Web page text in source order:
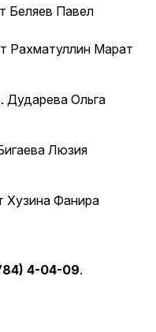
Беляев Павел
Рахматуллин Марат
Дударева Ольга
Люзия
Хузина Фанира
4-04-09.